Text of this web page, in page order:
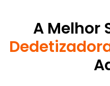
A Melhor